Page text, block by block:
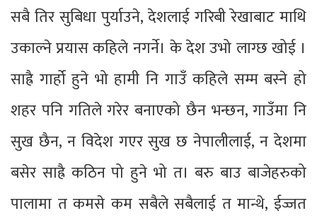
सबै तिर सुबिधा पुर्याउने, देशलाई गरिबी रेखाबाट माथि
उकाल्ने प्रयास कहिले नगर्ने। के देश उभो लाग्छ खोई ।
साह्रै गार्हो हुने भो हामी नि गाउँ कहिले सम्म बस्ने हो
शहर पनि गतिले गरेर बनाएको छैन भन्छन, गाउँमा नि
सुख छैन, न विदेश गएर सुख छ नेपालीलाई, न देशमा
बसेर साह्रै कठिन पो हुने भो त। बरु बाउ बाजेहरुको
पालामा त कमसे कम सबैले सबैलाई त मान्थे, ईज्जत